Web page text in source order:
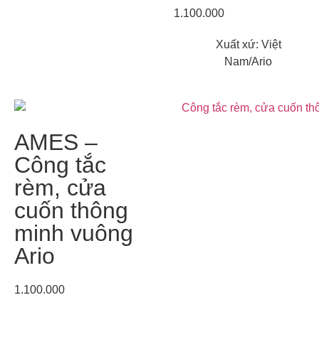
1.100.000
Xuất xứ: Việt
Nam/Ario
AMES –
Công tắc
rèm, cửa
cuốn thông
minh vuông
Ario
1.100.000